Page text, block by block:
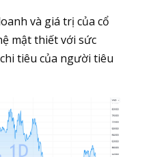
và giá trị của cổ
mật thiết với sức
tiêu của người tiêu